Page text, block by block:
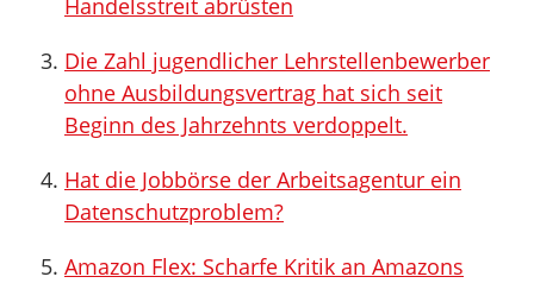
Handelsstreit abrüsten
Die Zahl jugendlicher Lehrstellenbewerber
ohne Ausbildungsvertrag hat sich seit
Beginn des Jahrzehnts verdoppelt.
Hat die Jobbörse der Arbeitsagentur ein
Datenschutzproblem?
Amazon Flex: Scharfe Kritik an Amazons